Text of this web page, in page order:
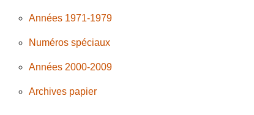
Années 1971-1979
Numéros spéciaux
Années 2000-2009
Archives papier